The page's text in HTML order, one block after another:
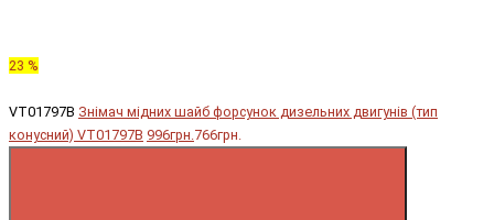
23 %
VT01797B Знімач мідних шайб форсунок дизельних двигунів (тип
конусний) VT01797B 996грн.766грн.